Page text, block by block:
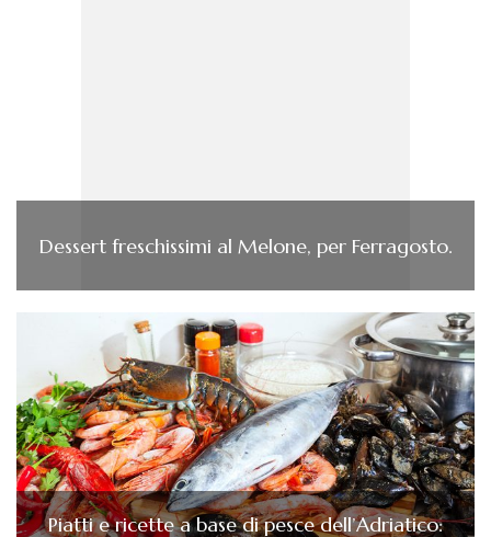
Dessert freschissimi al Melone, per Ferragosto.
Piatti e ricette a base di pesce dell’Adriatico: